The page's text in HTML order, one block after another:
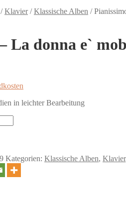
/Klavier/Klassische Alben /
La donna e`
in leichter Bearbeitung
Kategorien: Klassische Alben, Klavier